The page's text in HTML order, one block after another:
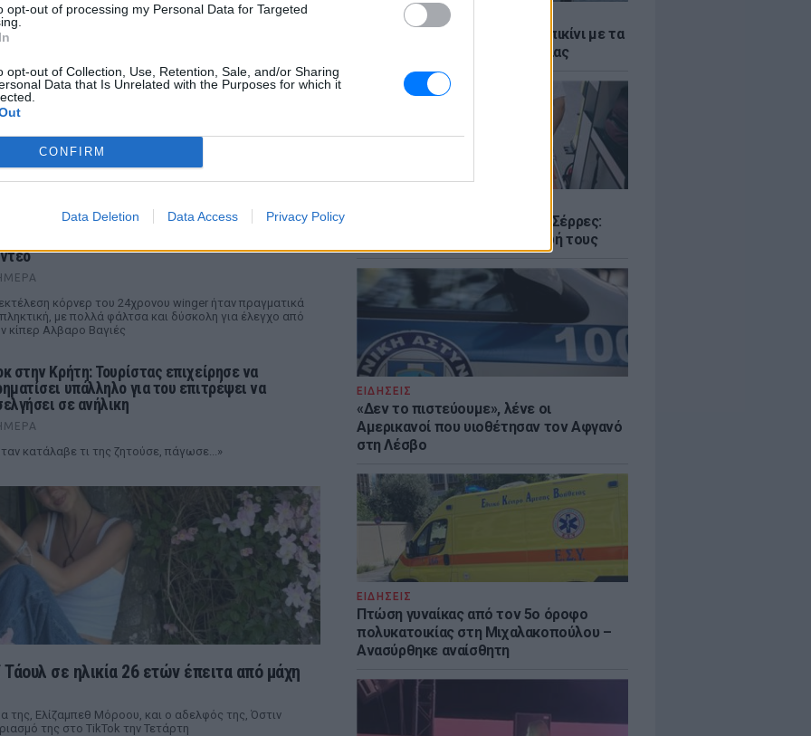
opt-out of processing my Personal Data for Targeted
opt-out of Collection, Use, Retention, Sale, and/or Sharing
Data that Is Unrelated with the Purposes for which it
CONFIRM
Data Deletion Data Access Privacy Policy
LIFESTYLE
Η Μαρία Μενούνος φόρεσε μπικίνι με τα
χρώματα της ελληνικής σημαίας
Τροχαίο με δύο νεκρούς στις Σέρρες:
Μητέρα και γιος έχασαν τη ζωή τους
ΕΙΔΗΣΕΙΣ
«Δεν το πιστεύουμε», λένε οι
Αμερικανοί που υιοθέτησαν τον Αφγανό
στη Λέσβο
ΕΙΔΗΣΕΙΣ
Πτώση γυναίκας από τον 5ο όροφο
πολυκατοικίας στη Μιχαλακοπούλου –
Ανασύρθηκε αναίσθητη
που με τα σκάφη τους έσωσαν πάνω
100 ανθρώπους
ήταν η συμβολή τεσσάρων ιδιωτών στη
επιχείρηση απομάκρυνσης πολιτών και
από τον Αγιο Παύλο και την Πρέβελη, την
που η πυρκαγιά απειλούσε τις δύο περιοχές
φοβερό βίντεο της Αρσεναλ από την νέα
κόρνερ του 24χρονου winger ήταν πραγματικά
με πολλά φάλτσα και δύσκολη για έλεγχο από
κίπερ Αλβαρο Βαγιές
στην Κρήτη: Τουρίστας επιχείρησε να
υπάλληλο για του επιτρέψει να
σε ανήλικη
κατάλαβε τι της ζητούσε, πάγωσε...»
σε ηλικία 26 ετών έπειτα από μάχη
της, Ελίζαμπεθ Μόροου, και ο αδελφός της, Όστιν
της στο TikTok την Τετάρτη